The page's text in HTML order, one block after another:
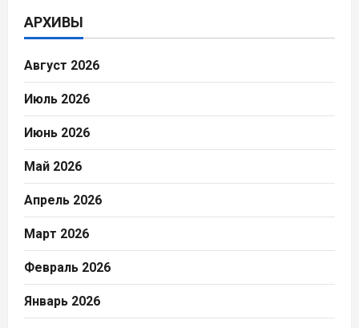
АРХИВЫ
Август 2026
Июль 2026
Июнь 2026
Май 2026
Апрель 2026
Март 2026
Февраль 2026
Январь 2026